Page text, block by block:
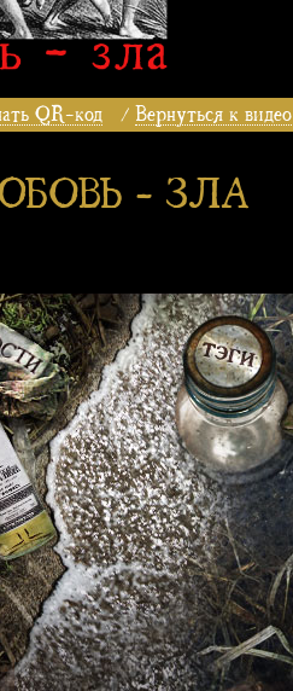
QR-код / Вернуться к видео
- ЗЛА